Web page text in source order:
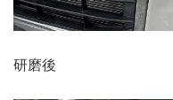
研磨後